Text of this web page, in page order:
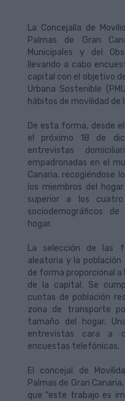
La Concejalía de
Palmas de Gran
Municipales y del
llevando a cabo
capital con el objetivo
Urbana Sostenible
hábitos de movilidad de
De esta forma, desde
el próximo 18 de
entrevistas
empadronadas en el
Canaria, recogiéndose
los miembros del
superior a los
sociodemográficos
hogar.
La selección de las
aleatoria y la
de forma proporcional
de la capital. Se
cuotas de población
zona de transporte
tamaño del hogar.
entrevistas cara a
encuestas telefónicas.
El concejal de
Palmas de Gran
que “este trabajo es